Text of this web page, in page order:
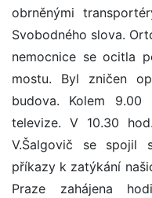
obrněnými
Svobodného slova.
nemocnice se ocitla
mostu. Byl zničen
budova. Kolem
televize. V 10.30
V.Šalgovič se spojil
příkazy k zatýkání
Praze zahájena